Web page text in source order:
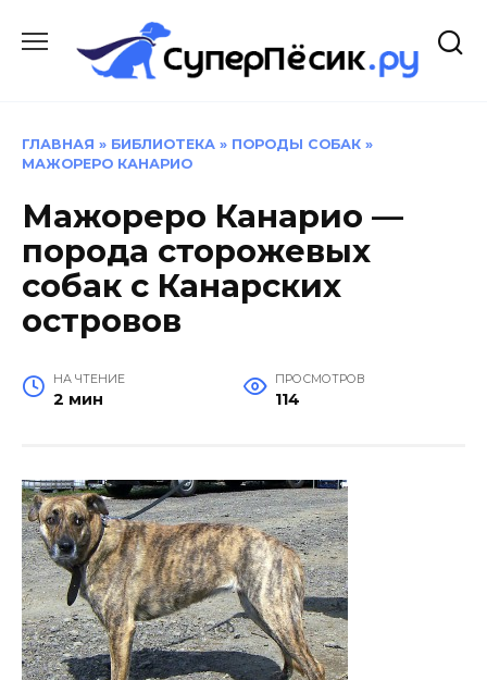
содержанию
ГЛАВНАЯ » БИБЛИОТЕКА » ПОРОДЫ СОБАК »
МАЖОРЕРО КАНАРИО
Мажореро Канарио —
порода сторожевых
собак с Канарских
островов
НА ЧТЕНИЕ
2 мин
ПРОСМОТРОВ
114